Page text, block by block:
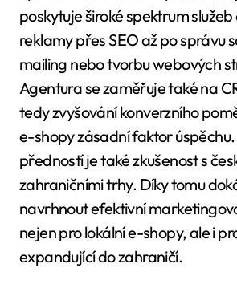
poskytuje široké spektrum služeb
reklamy přes SEO až po správu
mailing nebo tvorbu webových
Agentura se zaměřuje také na
tedy zvyšování konverzního
e-shopy zásadní faktor úspěchu.
předností je také zkušenost s
zahraničními trhy. Díky tomu
navrhnout efektivní
nejen pro lokální e-shopy, ale i
expandující do zahraničí.